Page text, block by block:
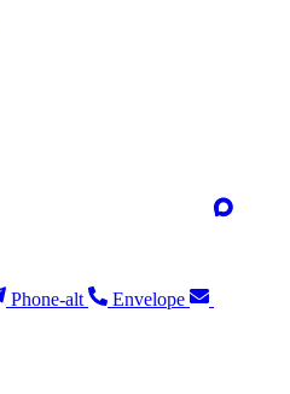
Phone-alt Envelope